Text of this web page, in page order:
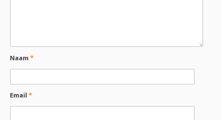
Naam*
Email*